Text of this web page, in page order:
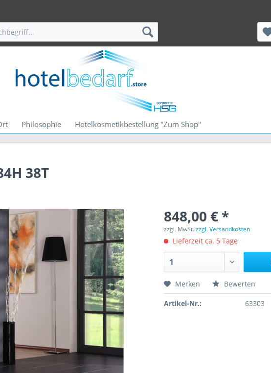
Philosophie Hotelkosmetikbestellung "Zum Shop"
38T
848,00 € *
zzgl. MwSt.zzgl. Versandkosten
Lieferzeit ca. 5 Tage
Merken Bewerten
Artikel-Nr.: 63303